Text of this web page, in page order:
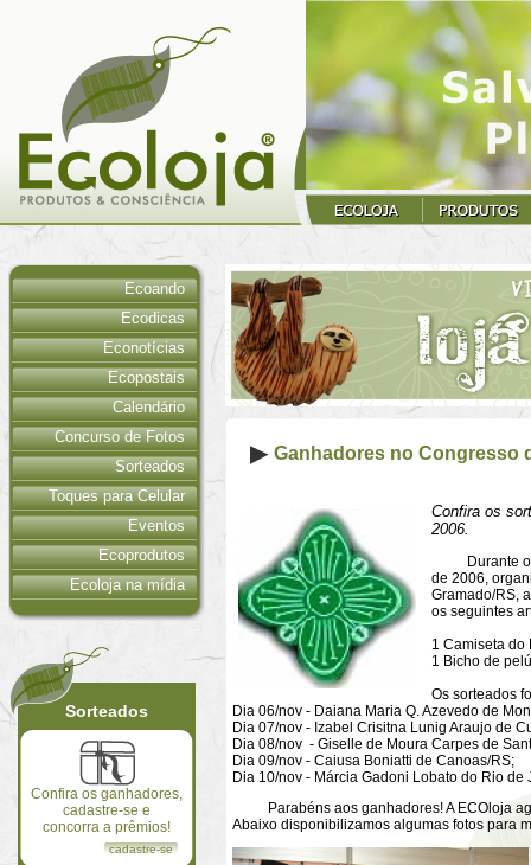
Ecoando
Ecodicas
Econotícias
Ecopostais
Calendário
Concurso de Fotos
Sorteados
Toques para Celular
Eventos
Ecoprodutos
Ecoloja na mídia
Sorteados
Confira os ganhadores,
cadastre-se e
concorra a prêmios!
cadastre-se
Ganhadores no Congresso
Confira os
2006.
Durante o
de 2006,
Gramado/RS,
os seguintes
1 Camiseta
1 Bicho de
Os sorteados
Dia 06/nov - Daiana Maria Q. Azevedo de
Dia 07/nov - Izabel Crisitna Lunig Araujo de
Dia 08/nov - Giselle de Moura Carpes de
Dia 09/nov - Caiusa Boniatti de Canoas/RS;
Dia 10/nov - Márcia Gadoni Lobato do Rio de
Parabéns aos ganhadores! A ECOloja
Abaixo disponibilizamos algumas fotos para